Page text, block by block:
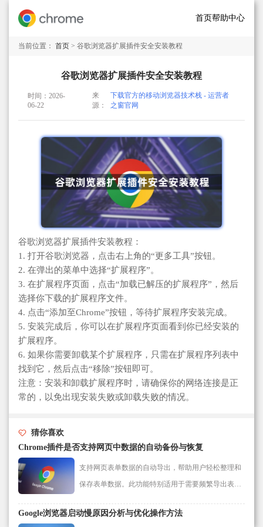
首页帮助中心
当前位置： 首页 > 谷歌浏览器扩展插件安全安装教程
谷歌浏览器扩展插件安全安装教程
时间：2026-
06-22
来
源：
下载官方的移动浏览器技术栈 - 运营者
之窗官网
谷歌浏览器扩展插件安装教程：
1. 打开谷歌浏览器，点击右上角的“更多工具”按钮。
2. 在弹出的菜单中选择“扩展程序”。
3. 在扩展程序页面，点击“加载已解压的扩展程序”，然后
选择你下载的扩展程序文件。
4. 点击“添加至Chrome”按钮，等待扩展程序安装完成。
5. 安装完成后，你可以在扩展程序页面看到你已经安装的
扩展程序。
6. 如果你需要卸载某个扩展程序，只需在扩展程序列表中
找到它，然后点击“移除”按钮即可。
注意：安装和卸载扩展程序时，请确保你的网络连接是正
常的，以免出现安装失败或卸载失败的情况。
猜你喜欢
Chrome插件是否支持网页中数据的自动备份与恢复
支持网页表单数据的自动导出，帮助用户轻松整理和
保存表单数据。此功能特别适用于需要频繁导出表单
Google浏览器启动慢原因分析与优化操作方法